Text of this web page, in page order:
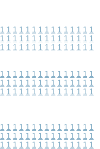
1 1 1 1 1 1 1 1 1 1 1 1 1 1 1
1 1 1 1 1 1 1 1 1 1 1 1 1 1 1
1 1 1 1 1 1 1 1 1 1 1 1 1 1 1
1 1 1 1 1 1 1 1 1 1 1 1 1 1 1
1 1 1 1 1 1 1 1 1 1 1 1 1 1 1
1 1 1 1 1 1 1 1 1 1 1 1 1 1 1
1 1 1 1 1 1 1 1 1 1 1 1 1 1 1
1 1 1 1 1 1 1 1 1 1 1 1 1 1 1
1 1 1 1 1 1 1 1 1 1 1 1 1 1 1